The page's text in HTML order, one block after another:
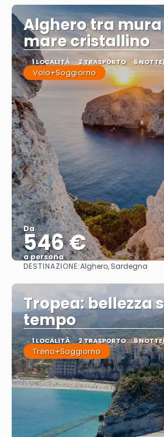
Alghero tra
mare cristallino
1 LOCALITÀ 2 TRASPORTO 6
Volo+Soggiorno
Da
546 €
a persona
Vedere
DESTINAZIONE:Alghero, Sardegna
Tropea: bellezza
tempo
1 LOCALITÀ 2 TRASPORTO 6
Treno+Soggiorno